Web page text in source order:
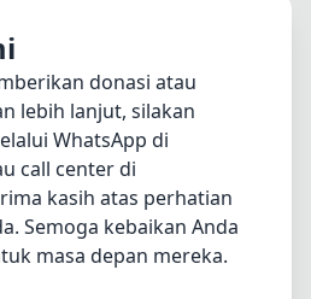
donasi atau
lebih lanjut, silakan
WhatsApp di
call center di
kasih atas perhatian
Semoga kebaikan Anda
masa depan mereka.